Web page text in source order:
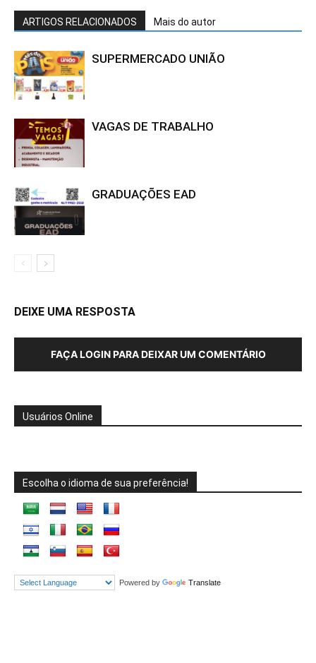
ARTIGOS RELACIONADOS Mais do autor
SUPERMERCADO UNIÃO
VAGAS DE TRABALHO
GRADUAÇÕES EAD
DEIXE UMA RESPOSTA
FAÇA LOGIN PARA DEIXAR UM COMENTÁRIO
Usuários Online
Escolha o idioma de sua preferência!
Powered by Translate